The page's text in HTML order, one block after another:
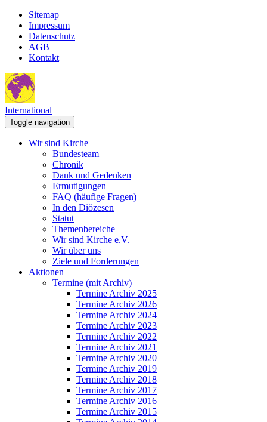
Sitemap
Impressum
Datenschutz
AGB
Kontakt
International
Toggle navigation
Wir sind Kirche
Bundesteam
Chronik
Dank und Gedenken
Ermutigungen
FAQ (häufige Fragen)
In den Diözesen
Statut
Themenbereiche
Wir sind Kirche e.V.
Wir über uns
Ziele und Forderungen
Aktionen
Termine (mit Archiv)
Termine Archiv 2025
Termine Archiv 2026
Termine Archiv 2024
Termine Archiv 2023
Termine Archiv 2022
Termine Archiv 2021
Termine Archiv 2020
Termine Archiv 2019
Termine Archiv 2018
Termine Archiv 2017
Termine Archiv 2016
Termine Archiv 2015